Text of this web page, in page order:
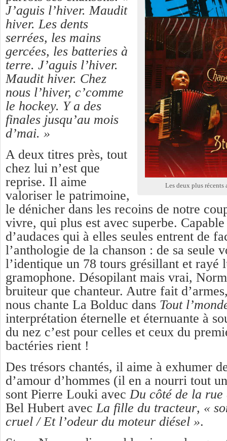
Les deux plus récents
J’aguis l’hiver. Maudit
hiver. Les dents
serrées, les mains
gercées, les batteries à
terre. J’aguis l’hiver.
Maudit hiver. Chez
nous l’hiver, c’comme
le hockey. Y a des
finales jusqu’au mois
d’mai. »
A deux titres près, tout
chez lui n’est que
reprise. Il aime
valoriser le patrimoine,
le dénicher dans les recoins de notre
vivre, qui plus est avec superbe.
d’audaces qui à elles seules entrent de
l’anthologie de la chanson : de sa seule
l’identique un 78 tours grésillant et rayé
gramophone. Désopilant mais vrai,
bruiteur que chanteur. Autre fait
nous chante La Bolduc dans Tout
interprétation éternelle et éternuante à
du nez c’est pour celles et ceux du
bactéries rient !
Des trésors chantés, il aime à exhumer
d’amour d’hommes (il en a nourri tout
sont Pierre Louki avec Du côté de la rue
Bel Hubert avec La fille du tracteur, «
cruel / Et l’odeur du moteur diésel ».